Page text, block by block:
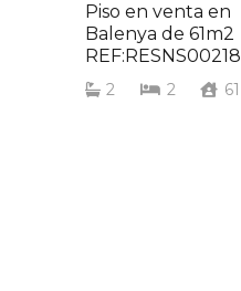
Piso en venta en
Balenya de 61m2
REF:RESNS00218
2 2 61